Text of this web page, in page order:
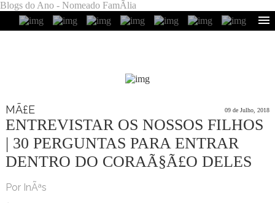
Blogs do Ano - Nomeado FamÃ­lia
MÃ£E 09 de Julho, 2018
ENTREVISTAR OS NOSSOS FILHOS
| 30 PERGUNTAS PARA ENTRAR
DENTRO DO CORAÃ§Ã£O DELES
Por InÃªs